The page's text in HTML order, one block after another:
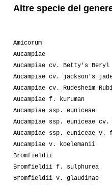
Altre specie del
Amicorum
Aucampiae
Aucampiae cv. Betty's Beryl
Aucampiae cv. jackson's
Aucampiae cv. Rudesheim
Aucampiae f. kuruman
Aucampiae ssp. euniceae
Aucampiae ssp. euniceae
Aucampiae ssp. euniceae
Aucampiae v. koelemanii
Bromfieldii
Bromfieldii f. sulphurea
Bromfieldii v. glaudinae